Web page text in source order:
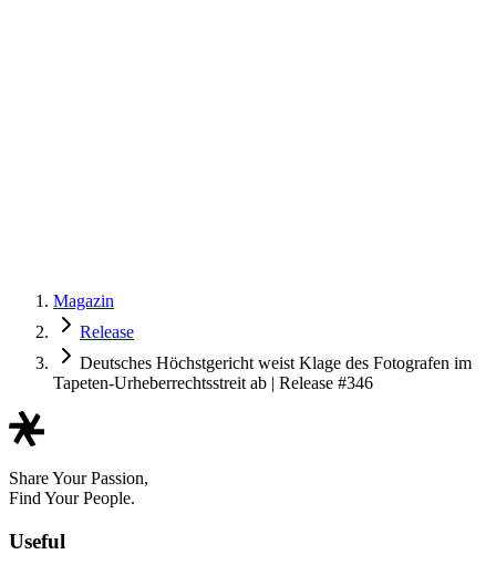
Magazin
Release
Deutsches Höchstgericht weist Klage des Fotografen im
Tapeten-Urheberrechtsstreit ab | Release #346
Share Your Passion,
Find Your People.
Useful